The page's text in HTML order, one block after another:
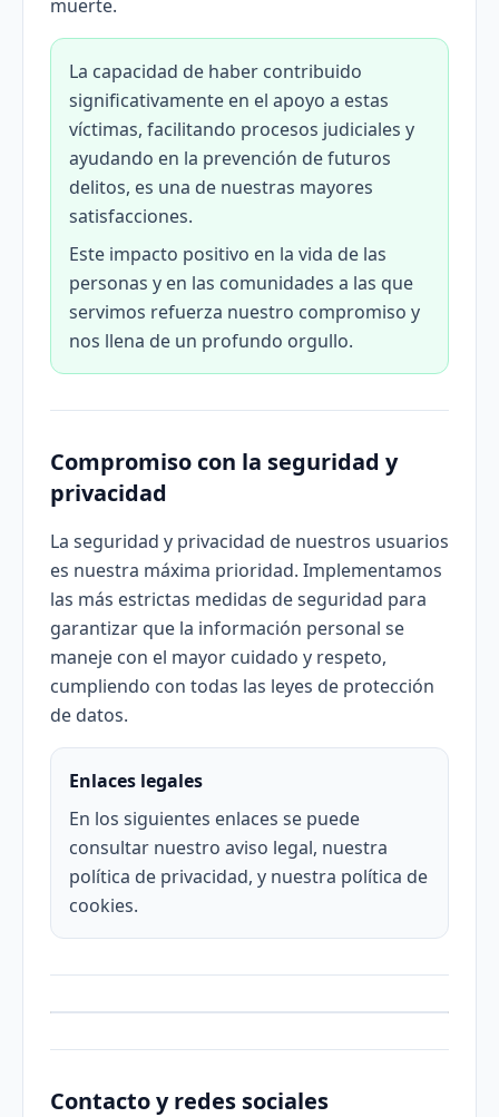
muerte.
La capacidad de haber contribuido
significativamente en el apoyo a estas
víctimas, facilitando procesos judiciales y
ayudando en la prevención de futuros
delitos, es una de nuestras mayores
satisfacciones.
Este impacto positivo en la vida de las
personas y en las comunidades a las que
servimos refuerza nuestro compromiso y
nos llena de un profundo orgullo.
Compromiso con la seguridad y
privacidad
La seguridad y privacidad de nuestros usuarios
es nuestra máxima prioridad. Implementamos
las más estrictas medidas de seguridad para
garantizar que la información personal se
maneje con el mayor cuidado y respeto,
cumpliendo con todas las leyes de protección
de datos.
Enlaces legales
En los siguientes enlaces se puede
consultar nuestro aviso legal, nuestra
política de privacidad, y nuestra política de
cookies.
Contacto y redes sociales